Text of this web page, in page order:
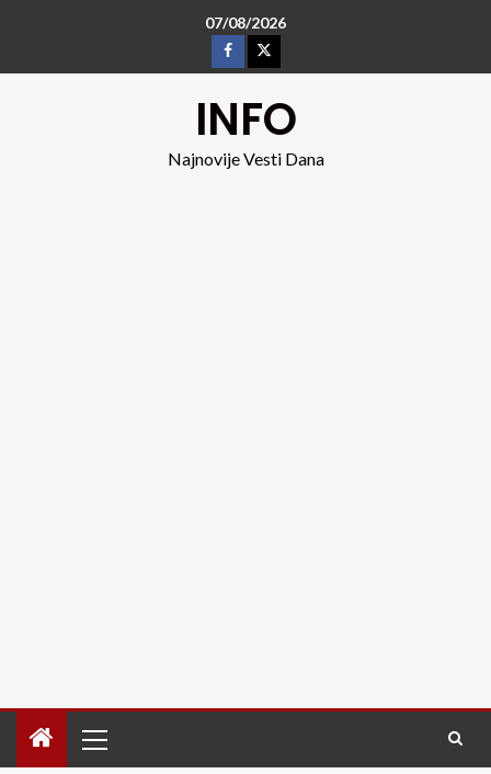
07/08/2026
INFO
Najnovije Vesti Dana